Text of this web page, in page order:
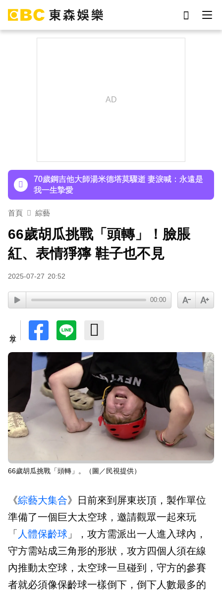
下載東森App，隨時掌握天下大小事！
70歲鋼吉他大師湯米德塔莫驟逝 妻淚喊：永遠是
我一生摯愛
首頁 綜藝
66歲胡瓜挑戰「頭轉」！臉脹
紅、表情猙獰 鞋子也不見
2025-07-27 20:52
00:00
66歲胡瓜挑戰「頭轉」。（圖／民視提供）
《綜藝大集合》日前來到屏東崁頂，製作單位
準備了一個巨大太空球，邀請觀眾一起來玩
「 人體保齡球 」，攻方需派出一人進入球內，
守方需站成三角形的形狀，攻方四個人須在線
內推動太空球，太空球一旦碰到，守方的參賽
者就必須像保齡球一樣倒下，倒下人數最多的